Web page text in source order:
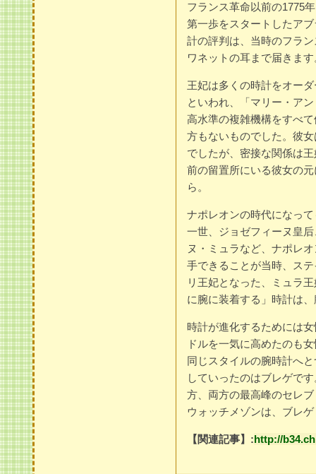
フランス革命以前の1775
第一歩をスタートしたア
計の評判は、当時のフラ
ワネットの耳まで届きます
王妃は多くの時計をオー
といわれ、「マリー・ア
高水準の複雑機構をすべ
方もないものでした。彼
でしたが、密接な関係は
前の留置所にいる彼女の
ら。
ナポレオンの時代になっ
一世、ジョゼフィーヌ皇
ヌ・ミュラなど、ナポレ
手できることが当時、ス
リ王妃となった、ミュラ
に腕に装着する」時計は
時計が進化するためには
ドルを一気に高めたのも
同じスタイルの腕時計へ
していったのはブレゲで
方、両方の最高峰のセレ
ウォッチメゾンは、ブレ
【関連記事】:http://